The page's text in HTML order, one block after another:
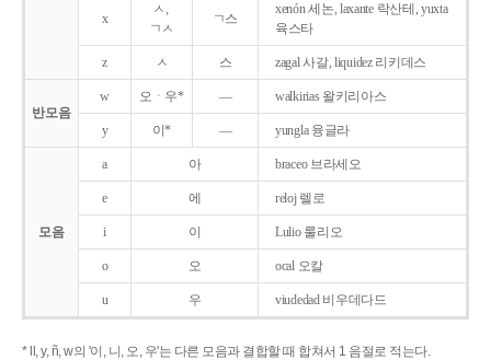
x
ㅅ,
ㄱㅅ
ㄱ스
xenón 세논, laxante 락산테, yuxta
육스타
z ㅅ 스 zagal 사갈, liquidez 리키데스
반모음
w 오ㆍ우* ― walkirias 왈키리아스
y 이* ― yungla 융글라
모음
a 아 braceo 브라세오
e 에 reloj 렐로
i 이 Lulio 룰리오
o 오 ocal 오칼
u 우 viudedad 비우데다드
* ll, y, ñ, w의 '이, 니, 오, 우'는 다른 모음과 결합할 때 합쳐서 1 음절로 적는다.